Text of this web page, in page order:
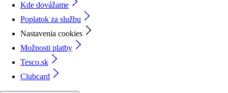
Kde dovážame
Poplatok za službu
Nastavenia cookies
Možnosti platby
Tesco.sk
Clubcard